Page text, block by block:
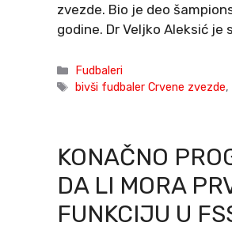
zvezde. Bio je deo
godine. Dr Veljko Aleksić je
Categories
Fudbaleri
Tags
bivši fudbaler Crvene zvezde,
KONAČNO
DA LI MORA
FUNKCIJU U